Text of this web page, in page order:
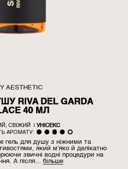
AESTHETIC
RIVA DEL GARDA
40 МЛ
СВІЖИЙ
УНІСЕКС
АРОМАТУ:
гель для душу з ніжними та
який м’яко й делікатно
звичні водні процедури на
А після...більше